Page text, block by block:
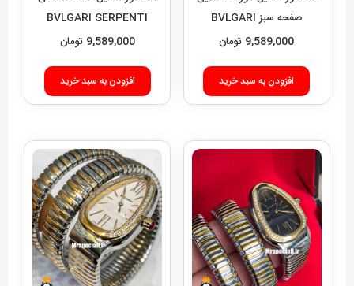
صفحه سبز BVLGARI
SERPENTI TUBOGAS
9,589,000 تومان
افزودن به سبد خرید
BVLGARI SERPENTI
TUBOGAS 021351
9,589,000 تومان
افزودن به سبد خرید